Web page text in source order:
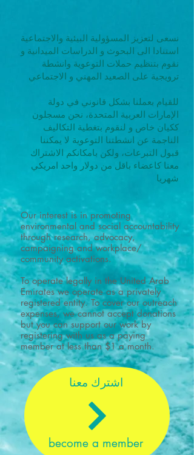
نسعى لتعزيز المسؤولية البيئية والاجتماعية
استنادا الى البحوث و الدراسات الميدانية و
نقوم بتنظيم حملات التوعوية وانشطة
ترويجية على الصعيد المهني و الاجتماعي
للقيام بعملنا بشكل قانوني في دولة
الإمارات العربية المتحدة، نحن مسجلون
ككيان خاص و لنقوم بتغطية التكاليف
الناجمة عن انشطتنا التوعوية لا يمكننا
قبول التبرعات، ولكن بامكانكم الاشتراك
معنا كاعضاء باقل من دولار واحد امريكي
شهريا
Our interest is in promoting
environmental and social accountability
through research, advocacy,
campaigning and workplace/
community activations.
To operate legally in the United Arab
Emirates we operate as a privately
registered entity. To cover our outreach
expenses, we cannot accept donations
but you can support our work by
registering with us as a paying
member at less than $1 a month.
اشترك معنا
become a member